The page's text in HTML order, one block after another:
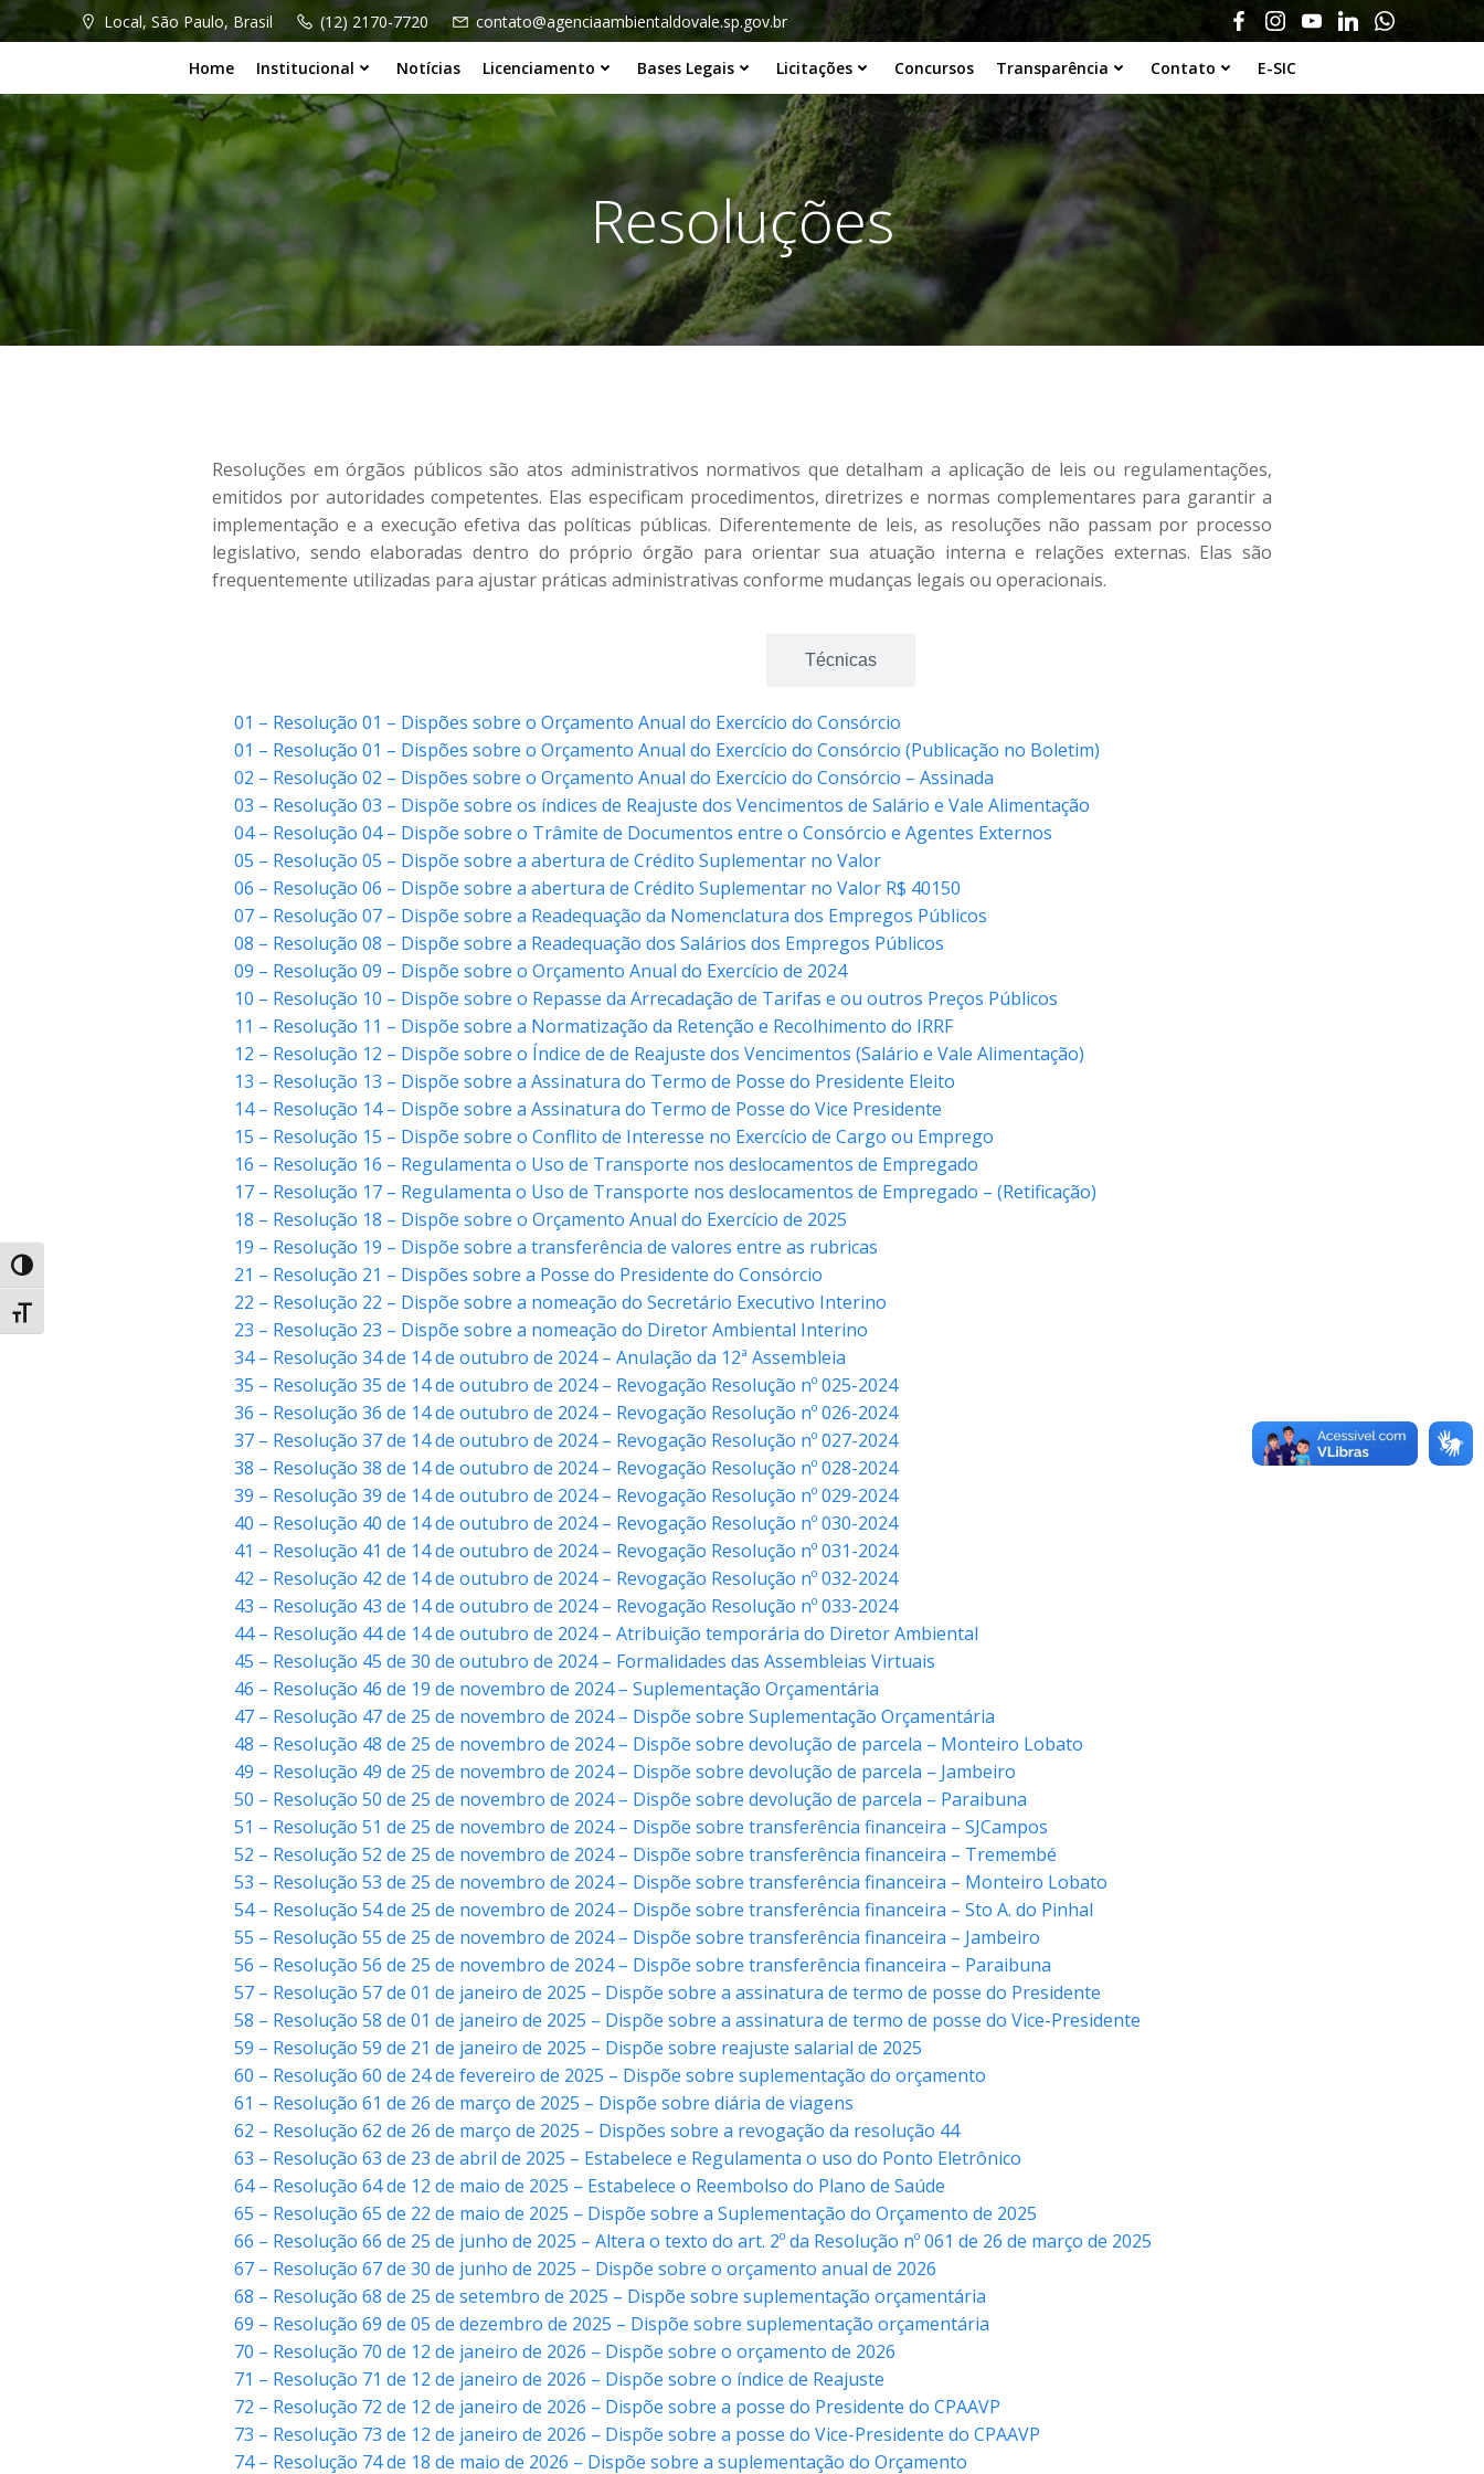
Alternar alto contraste
Alternar tamanho da fonte
Local, São Paulo, Brasil (12) 2170-7720 contato@agenciaambientaldovale.sp.gov.br
Home Institucional Notícias Licenciamento Bases Legais Licitações Concursos Transparência Contato E-SIC
Resoluções
Resoluções em órgãos públicos são atos administrativos normativos que detalham a aplicação de leis ou regulamentações,
emitidos por autoridades competentes. Elas especificam procedimentos, diretrizes e normas complementares para garantir a
implementação e a execução efetiva das políticas públicas. Diferentemente de leis, as resoluções não passam por processo
legislativo, sendo elaboradas dentro do próprio órgão para orientar sua atuação interna e relações externas. Elas são
frequentemente utilizadas para ajustar práticas administrativas conforme mudanças legais ou operacionais.
Técnicas
01 – Resolução 01 – Dispões sobre o Orçamento Anual do Exercício do Consórcio
01 – Resolução 01 – Dispões sobre o Orçamento Anual do Exercício do Consórcio (Publicação no Boletim)
02 – Resolução 02 – Dispões sobre o Orçamento Anual do Exercício do Consórcio – Assinada
03 – Resolução 03 – Dispõe sobre os índices de Reajuste dos Vencimentos de Salário e Vale Alimentação
04 – Resolução 04 – Dispõe sobre o Trâmite de Documentos entre o Consórcio e Agentes Externos
05 – Resolução 05 – Dispõe sobre a abertura de Crédito Suplementar no Valor
06 – Resolução 06 – Dispõe sobre a abertura de Crédito Suplementar no Valor R$ 40150
07 – Resolução 07 – Dispõe sobre a Readequação da Nomenclatura dos Empregos Públicos
08 – Resolução 08 – Dispõe sobre a Readequação dos Salários dos Empregos Públicos
09 – Resolução 09 – Dispõe sobre o Orçamento Anual do Exercício de 2024
10 – Resolução 10 – Dispõe sobre o Repasse da Arrecadação de Tarifas e ou outros Preços Públicos
11 – Resolução 11 – Dispõe sobre a Normatização da Retenção e Recolhimento do IRRF
12 – Resolução 12 – Dispõe sobre o Índice de de Reajuste dos Vencimentos (Salário e Vale Alimentação)
13 – Resolução 13 – Dispõe sobre a Assinatura do Termo de Posse do Presidente Eleito
14 – Resolução 14 – Dispõe sobre a Assinatura do Termo de Posse do Vice Presidente
15 – Resolução 15 – Dispõe sobre o Conflito de Interesse no Exercício de Cargo ou Emprego
16 – Resolução 16 – Regulamenta o Uso de Transporte nos deslocamentos de Empregado
17 – Resolução 17 – Regulamenta o Uso de Transporte nos deslocamentos de Empregado – (Retificação)
18 – Resolução 18 – Dispõe sobre o Orçamento Anual do Exercício de 2025
19 – Resolução 19 – Dispõe sobre a transferência de valores entre as rubricas
21 – Resolução 21 – Dispões sobre a Posse do Presidente do Consórcio
22 – Resolução 22 – Dispõe sobre a nomeação do Secretário Executivo Interino
23 – Resolução 23 – Dispõe sobre a nomeação do Diretor Ambiental Interino
34 – Resolução 34 de 14 de outubro de 2024 – Anulação da 12ª Assembleia
35 – Resolução 35 de 14 de outubro de 2024 – Revogação Resolução nº 025-2024
36 – Resolução 36 de 14 de outubro de 2024 – Revogação Resolução nº 026-2024
37 – Resolução 37 de 14 de outubro de 2024 – Revogação Resolução nº 027-2024
38 – Resolução 38 de 14 de outubro de 2024 – Revogação Resolução nº 028-2024
39 – Resolução 39 de 14 de outubro de 2024 – Revogação Resolução nº 029-2024
40 – Resolução 40 de 14 de outubro de 2024 – Revogação Resolução nº 030-2024
41 – Resolução 41 de 14 de outubro de 2024 – Revogação Resolução nº 031-2024
42 – Resolução 42 de 14 de outubro de 2024 – Revogação Resolução nº 032-2024
43 – Resolução 43 de 14 de outubro de 2024 – Revogação Resolução nº 033-2024
44 – Resolução 44 de 14 de outubro de 2024 – Atribuição temporária do Diretor Ambiental
45 – Resolução 45 de 30 de outubro de 2024 – Formalidades das Assembleias Virtuais
46 – Resolução 46 de 19 de novembro de 2024 – Suplementação Orçamentária
47 – Resolução 47 de 25 de novembro de 2024 – Dispõe sobre Suplementação Orçamentária
48 – Resolução 48 de 25 de novembro de 2024 – Dispõe sobre devolução de parcela – Monteiro Lobato
49 – Resolução 49 de 25 de novembro de 2024 – Dispõe sobre devolução de parcela – Jambeiro
50 – Resolução 50 de 25 de novembro de 2024 – Dispõe sobre devolução de parcela – Paraibuna
51 – Resolução 51 de 25 de novembro de 2024 – Dispõe sobre transferência financeira – SJCampos
52 – Resolução 52 de 25 de novembro de 2024 – Dispõe sobre transferência financeira – Tremembé
53 – Resolução 53 de 25 de novembro de 2024 – Dispõe sobre transferência financeira – Monteiro Lobato
54 – Resolução 54 de 25 de novembro de 2024 – Dispõe sobre transferência financeira – Sto A. do Pinhal
55 – Resolução 55 de 25 de novembro de 2024 – Dispõe sobre transferência financeira – Jambeiro
56 – Resolução 56 de 25 de novembro de 2024 – Dispõe sobre transferência financeira – Paraibuna
57 – Resolução 57 de 01 de janeiro de 2025 – Dispõe sobre a assinatura de termo de posse do Presidente
58 – Resolução 58 de 01 de janeiro de 2025 – Dispõe sobre a assinatura de termo de posse do Vice-Presidente
59 – Resolução 59 de 21 de janeiro de 2025 – Dispõe sobre reajuste salarial de 2025
60 – Resolução 60 de 24 de fevereiro de 2025 – Dispõe sobre suplementação do orçamento
61 – Resolução 61 de 26 de março de 2025 – Dispõe sobre diária de viagens
62 – Resolução 62 de 26 de março de 2025 – Dispões sobre a revogação da resolução 44
63 – Resolução 63 de 23 de abril de 2025 – Estabelece e Regulamenta o uso do Ponto Eletrônico
64 – Resolução 64 de 12 de maio de 2025 – Estabelece o Reembolso do Plano de Saúde
65 – Resolução 65 de 22 de maio de 2025 – Dispõe sobre a Suplementação do Orçamento de 2025
66 – Resolução 66 de 25 de junho de 2025 – Altera o texto do art. 2º da Resolução nº 061 de 26 de março de 2025
67 – Resolução 67 de 30 de junho de 2025 – Dispõe sobre o orçamento anual de 2026
68 – Resolução 68 de 25 de setembro de 2025 – Dispõe sobre suplementação orçamentária
69 – Resolução 69 de 05 de dezembro de 2025 – Dispõe sobre suplementação orçamentária
70 – Resolução 70 de 12 de janeiro de 2026 – Dispõe sobre o orçamento de 2026
71 – Resolução 71 de 12 de janeiro de 2026 – Dispõe sobre o índice de Reajuste
72 – Resolução 72 de 12 de janeiro de 2026 – Dispõe sobre a posse do Presidente do CPAAVP
73 – Resolução 73 de 12 de janeiro de 2026 – Dispõe sobre a posse do Vice-Presidente do CPAAVP
74 – Resolução 74 de 18 de maio de 2026 – Dispõe sobre a suplementação do Orçamento